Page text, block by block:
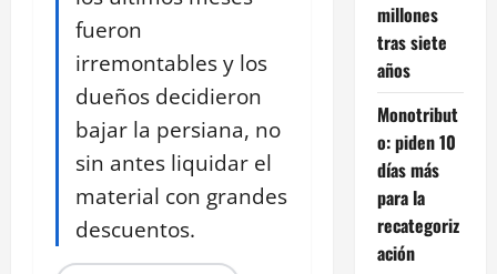
fueron
irremontables y los
dueños decidieron
bajar la persiana, no
sin antes liquidar el
material con grandes
descuentos.
millones
tras siete
años
Monotribut
o: piden 10
días más
para la
recategoriz
ación